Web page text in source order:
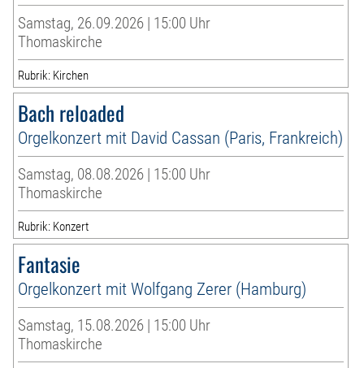
Samstag, 26.09.2026 | 15:00 Uhr
Thomaskirche
Rubrik: Kirchen
Bach reloaded
Orgelkonzert mit David Cassan (Paris, Frankreich)
Samstag, 08.08.2026 | 15:00 Uhr
Thomaskirche
Rubrik: Konzert
Fantasie
Orgelkonzert mit Wolfgang Zerer (Hamburg)
Samstag, 15.08.2026 | 15:00 Uhr
Thomaskirche